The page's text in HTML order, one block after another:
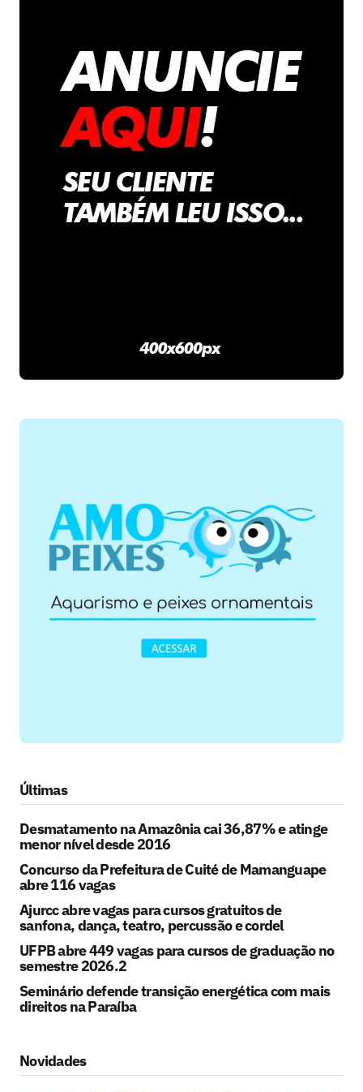
Últimas
Desmatamento na Amazônia cai 36,87% e atinge
menor nível desde 2016
Concurso da Prefeitura de Cuité de Mamanguape
abre 116 vagas
Ajurcc abre vagas para cursos gratuitos de
sanfona, dança, teatro, percussão e cordel
UFPB abre 449 vagas para cursos de graduação no
semestre 2026.2
Seminário defende transição energética com mais
direitos na Paraíba
Novidades